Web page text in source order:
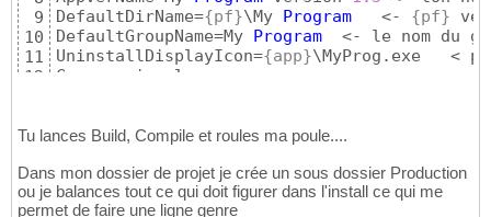
9
10
11
12
15
17
18
DefaultDirName={pf}\My Program
   <-
{pf}
DefaultGroupName=My
Program
<- le nom du
UninstallDisplayIcon={app}\MyProg.exe   <
Compression=lzma
[Files]
Source: "MyProg.hlp"; DestDir: "{app}"
<-
Source: "Readme.txt"; DestDir: "{app}";
Tu lances Build, Compile et roules ma poule....
Dans mon dossier de projet je crée un sous dossier Production
ou je balances tout ce qui doit figurer dans l'install ce qui me
permet de faire une ligne genre